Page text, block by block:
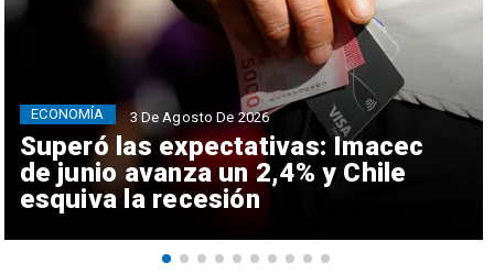
Superó las expectativas: Imacec
de junio avanza un 2,4% y Chile
esquiva la recesión
ECONOMÍA 3 De Agosto De 2026